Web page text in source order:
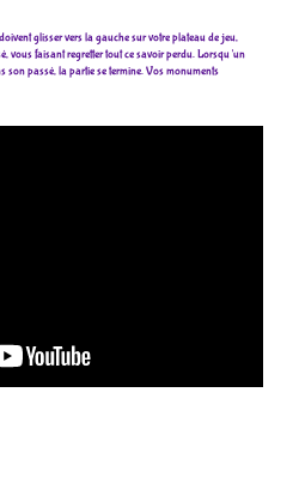
glisser vers la gauche sur votre plateau de jeu,
vous faisant regretter tout ce savoir perdu. Lorsqu’un
passé, la partie se termine. Vos monuments